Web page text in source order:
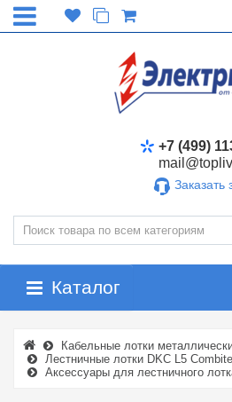
+7 (499)
Заказать
Каталог
Кабельные лотки
Лестничные лотки DKC L5
Аксессуары для лестничного